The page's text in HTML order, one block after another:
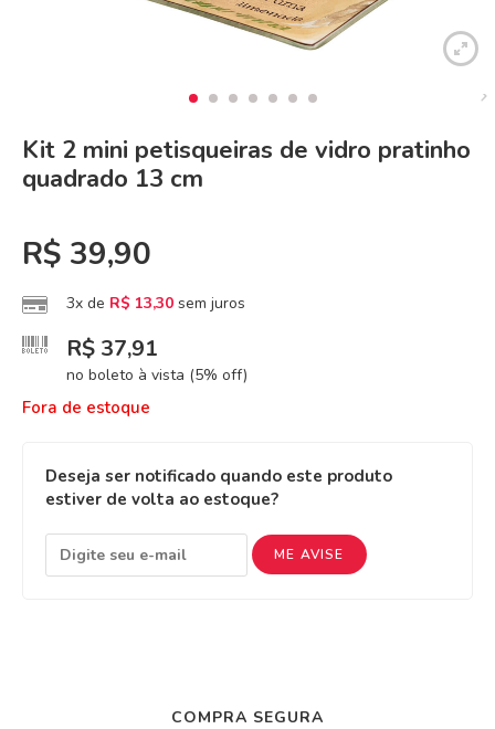
Kit 2 mini petisqueiras de vidro pratinho
quadrado 13 cm
R$ 39,90
3x de R$ 13,30 sem juros
R$ 37,91
no boleto à vista (5% off)
Fora de estoque
Deseja ser notificado quando este produto
estiver de volta ao estoque?
ME AVISE
COMPRA SEGURA